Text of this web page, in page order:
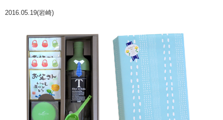
2016.05.19(岩崎)